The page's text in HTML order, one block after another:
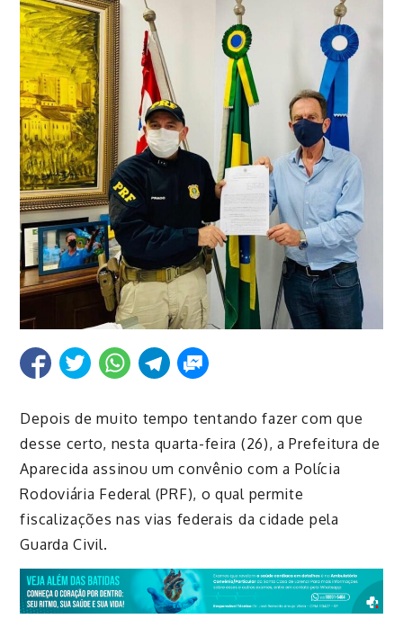
Depois de muito tempo tentando fazer com que
desse certo, nesta quarta-feira (26), a Prefeitura de
Aparecida assinou um convênio com a Polícia
Rodoviária Federal (PRF), o qual permite
fiscalizações nas vias federais da cidade pela
Guarda Civil.